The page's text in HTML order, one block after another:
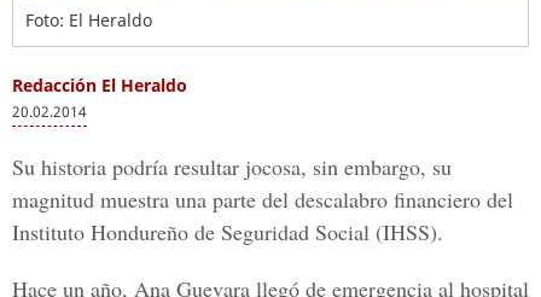
Foto: El Heraldo
Redacción El Heraldo
20.02.2014
Su historia podría resultar jocosa, sin embargo, su
magnitud muestra una parte del descalabro financiero del
Instituto Hondureño de Seguridad Social (IHSS).
Hace un año, Ana Guevara llegó de emergencia al hospital